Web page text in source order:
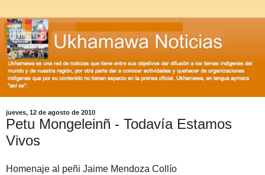
jueves, 12 de agosto de 2010
Petu Mongeleinñ - Todavía Estamos
Vivos
Homenaje al peñi Jaime Mendoza Collío